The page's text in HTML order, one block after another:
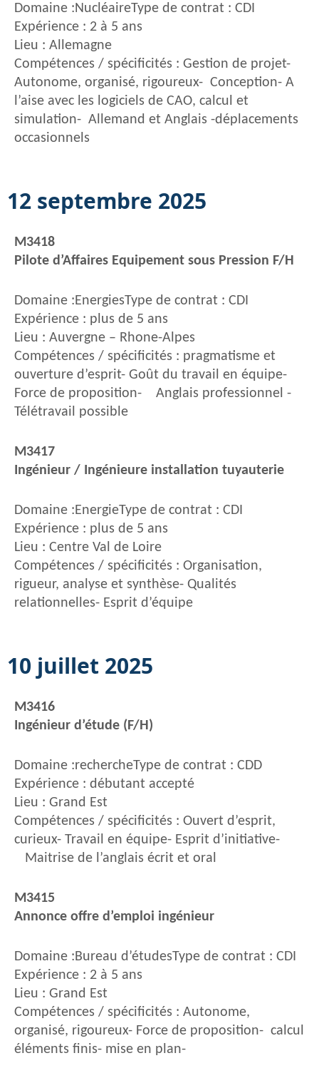
Domaine :NucléaireType de contrat : CDI
Expérience : 2 à 5 ans
Lieu : Allemagne
Compétences / spécificités : Gestion de projet-
Autonome, organisé, rigoureux- Conception- A
l’aise avec les logiciels de CAO, calcul et
simulation- Allemand et Anglais -déplacements
occasionnels
12 septembre 2025
M3418
Pilote d’Affaires Equipement sous Pression F/H
Domaine :EnergiesType de contrat : CDI
Expérience : plus de 5 ans
Lieu : Auvergne – Rhone-Alpes
Compétences / spécificités : pragmatisme et
ouverture d’esprit- Goût du travail en équipe-
Force de proposition- Anglais professionnel -
Télétravail possible
M3417
Ingénieur / Ingénieure installation tuyauterie
Domaine :EnergieType de contrat : CDI
Expérience : plus de 5 ans
Lieu : Centre Val de Loire
Compétences / spécificités : Organisation,
rigueur, analyse et synthèse- Qualités
relationnelles- Esprit d’équipe
10 juillet 2025
M3416
Ingénieur d’étude (F/H)
Domaine :rechercheType de contrat : CDD
Expérience : débutant accepté
Lieu : Grand Est
Compétences / spécificités : Ouvert d’esprit,
curieux- Travail en équipe- Esprit d’initiative-
Maitrise de l’anglais écrit et oral
M3415
Annonce offre d’emploi ingénieur
Domaine :Bureau d’étudesType de contrat : CDI
Expérience : 2 à 5 ans
Lieu : Grand Est
Compétences / spécificités : Autonome,
organisé, rigoureux- Force de proposition- calcul
éléments finis- mise en plan-